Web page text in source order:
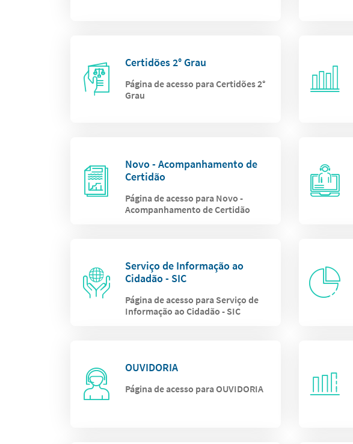
Certidões 2° Grau
Página de acesso para Certidões 2°
Grau
Novo - Acompanhamento de
Certidão
Página de acesso para Novo -
Acompanhamento de Certidão
Serviço de Informação ao
Cidadão - SIC
Página de acesso para Serviço de
Informação ao Cidadão - SIC
OUVIDORIA
Página de acesso para OUVIDORIA